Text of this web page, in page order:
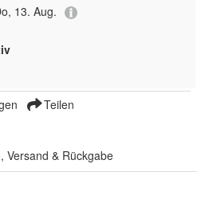
13. Aug.
Teilen
Versand & Rückgabe